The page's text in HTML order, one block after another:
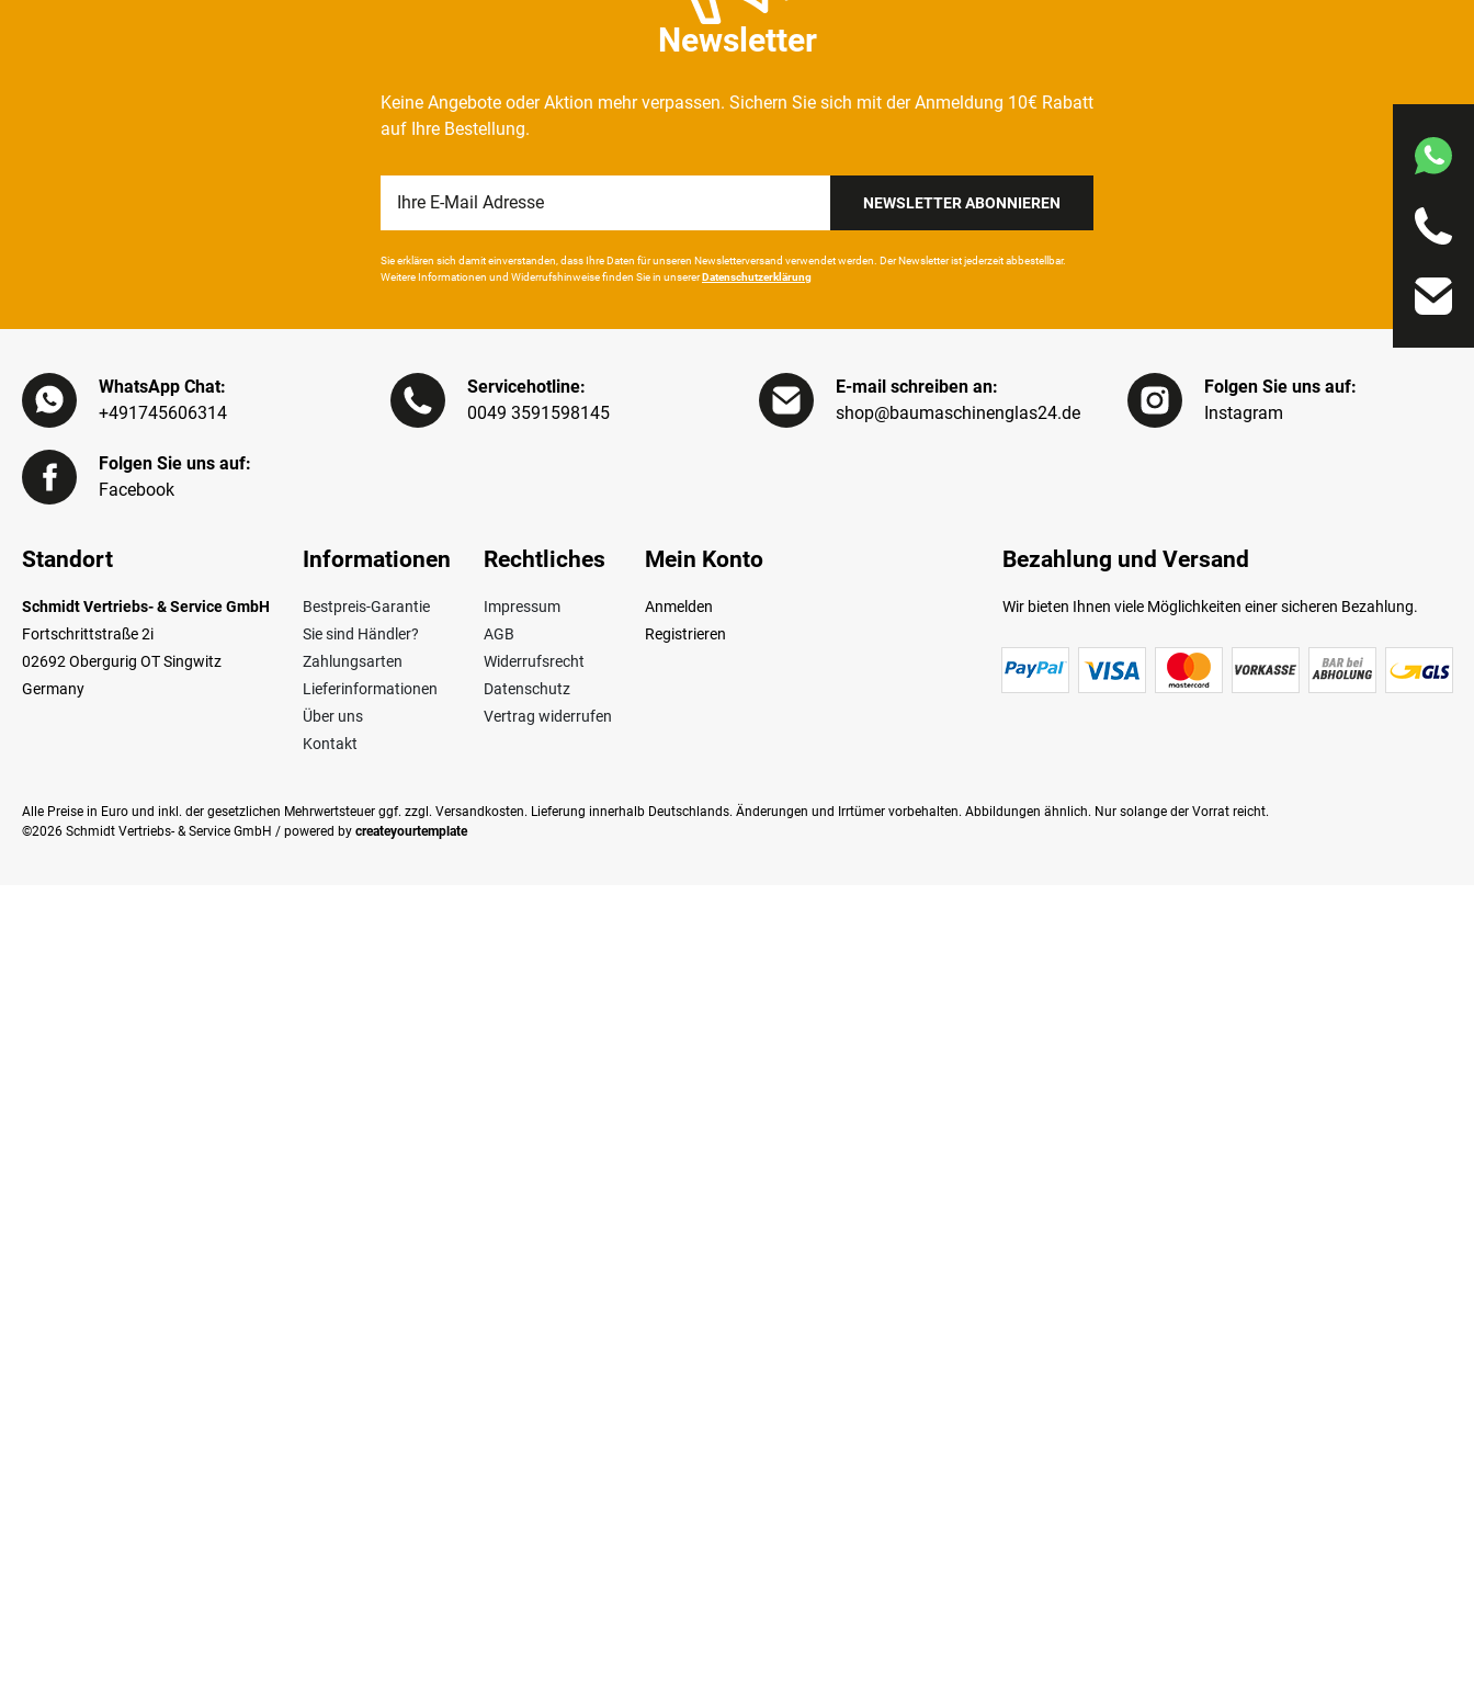
Newsletter
Keine Angebote oder Aktion mehr verpassen. Sichern Sie sich mit der Anmeldung 10€ Rabatt
auf Ihre Bestellung.
Honig
NEWSLETTER ABONNIEREN
Sie erklären sich damit ein­ver­standen, dass Ihre Da­ten für unseren News­letter­versand ver­wen­det werden. Der News­letter ist jeder­zeit ab­bestel­lbar.
Weitere Infor­mationen und Wider­rufshin­weise finden Sie in unsererDaten­schutz­erklärung
WhatsApp Chat:
+491745606314
Servicehotline:
0049 3591598145
E-mail schreiben an:
shop@baumaschinenglas24.de
Folgen Sie uns auf:
Instagram
Folgen Sie uns auf:
Facebook
Standort
Schmidt Vertriebs- & Service GmbH
Fortschrittstraße 2i
02692 Obergurig OT Singwitz
Germany
Informationen
Bestpreis-Garantie
Sie sind Händler?
Zahlungsarten
Lieferinformationen
Über uns
Kontakt
Rechtliches
Impressum
AGB
Widerrufsrecht
Datenschutz
Vertrag widerrufen
Mein Konto
Anmelden
Registrieren
Bezahlung und Versand
Wir bieten Ihnen viele Möglichkeiten einer sicheren Bezahlung.
Alle Preise in Euro und inkl. der gesetzlichen Mehrwertsteuer ggf. zzgl. Versandkosten. Lieferung innerhalb Deutschlands. Änderungen und Irrtümer vorbehalten. Abbildungen ähnlich. Nur solange der Vorrat reicht.
©2026 Schmidt Vertriebs- & Service GmbH / powered by createyourtemplate